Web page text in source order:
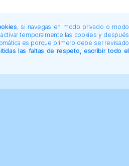
, si navegas en modo privado o modo
temporalmente las cookies y después
es porque primero debe ser revisado
las faltas de respeto, escribir todo el